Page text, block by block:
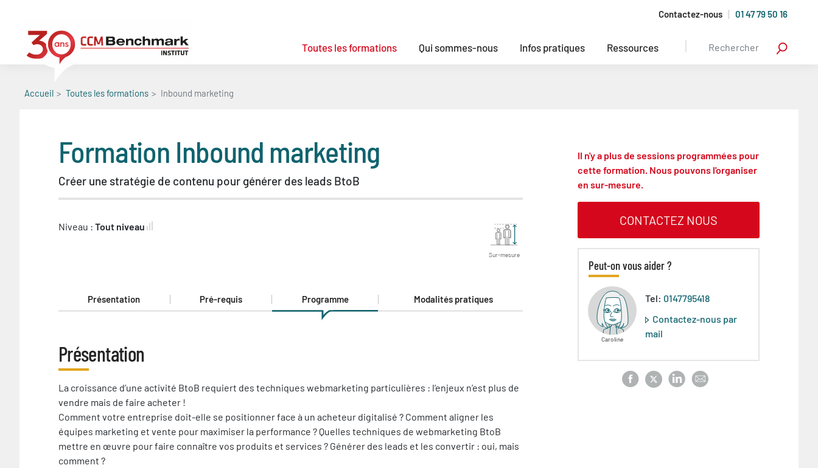
contenu
principal
Contactez-nous 01 47 79 50 16
Toutes les formations Qui sommes-nous Infos pratiques Ressources
Accueil Toutes les formations Inbound marketing
Formation Inbound marketing
Créer une stratégie de contenu pour générer des leads BtoB
Niveau : Tout niveau
Sur-mesure
Présentation Pré-requis Programme Modalités pratiques
Présentation
Présentation
La croissance d’une activité BtoB requiert des techniques webmarketing particulières : l’enjeux n’est plus de
vendre mais de faire acheter !
Comment votre entreprise doit-elle se positionner face à un acheteur digitalisé ? Comment aligner les
équipes marketing et vente pour maximiser la performance ? Quelles techniques de webmarketing BtoB
mettre en œuvre pour faire connaître vos produits et services ? Générer des leads et les convertir : oui, mais
comment ?
Il n'y a plus de sessions programmées pour
cette formation. Nous pouvons l'organiser
en sur-mesure.
CONTACTEZ NOUS
Peut-on vous aider ?
Caroline
Tel: 0147795418
Contactez-nous par
mail